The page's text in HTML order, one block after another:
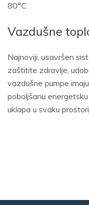
80°C.
Vazdušne
Najnoviji, usavršen
zaštitite zdravlje,
vazdušne pumpe
poboljšanu
uklapa u svaku